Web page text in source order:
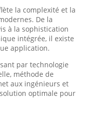
la complexité et la
De la
à la sophistication
intégrée, il existe
application.
par technologie
méthode de
aux ingénieurs et
optimale pour